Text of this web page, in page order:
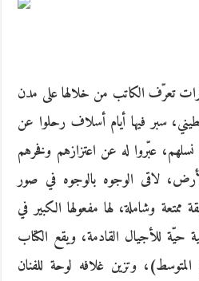
تعرّف الكاتب من خلالها على مدن
سبر فيها أيام أسلاف رحلوا عن
نسلهم، عبّروا له عن اعتزازهم وفخرهم
لاقى الوجوه بالوجوه في صور
وشاملة، لها مفعولها الكبير في
حيّة للأجيال القادمة، ويقع الكتاب
المتوسط)، وتزين غلافه لوحة للفنان